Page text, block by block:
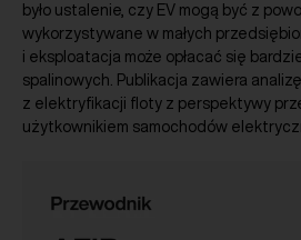
było ustalenie, czy EV mogą być z
wykorzystywane w małych
i eksploatacja może opłacać się
spalinowych. Publikacja zawiera
z elektryfikacji floty z perspektywy
użytkownikiem samochodów